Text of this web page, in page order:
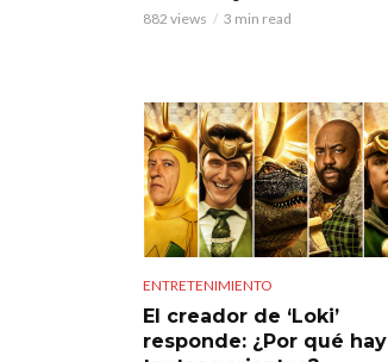
882 views 3 min read
ENTRETENIMIENTO
El creador de ‘Loki’
responde: ¿Por qué hay